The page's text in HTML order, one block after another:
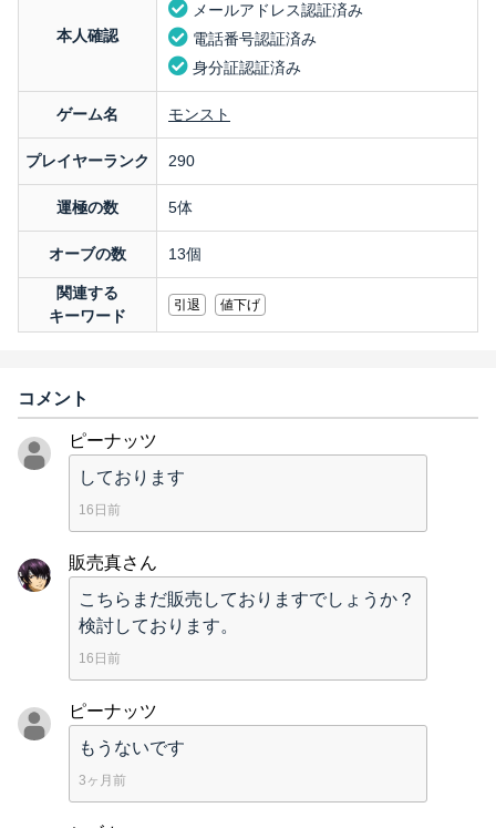
本人確認
メールアドレス認証済み
電話番号認証済み
身分証認証済み
ゲーム名 モンスト
プレイヤーランク 290
運極の数 5体
オーブの数 13個
関連する
キーワード
引退 値下げ
コメント
ピーナッツ
しております
16日前
販売真さん
こちらまだ販売しておりますでしょうか？
検討しております。
16日前
ピーナッツ
もうないです
3ヶ月前